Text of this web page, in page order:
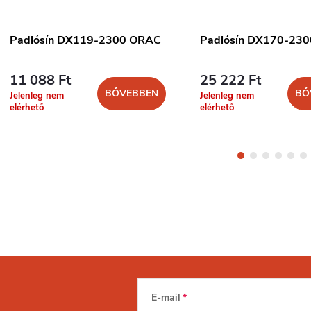
Padlósín DX119-2300 ORAC
11 088 Ft
Jelenleg nem
elérhető
BŐVEBBEN
Padlósín DX170-
25 222 Ft
Jelenleg nem
elérhető
E-mail